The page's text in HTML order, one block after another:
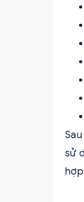
sử